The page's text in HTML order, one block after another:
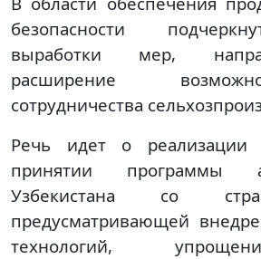
безопасности
выработки мер,
расширение
сотрудничества
Речь идет о реализации
принятии программы
Узбекистана со
предусматривающей
технологий,